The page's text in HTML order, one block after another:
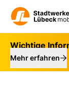
Wichtige
Mehr erfahren